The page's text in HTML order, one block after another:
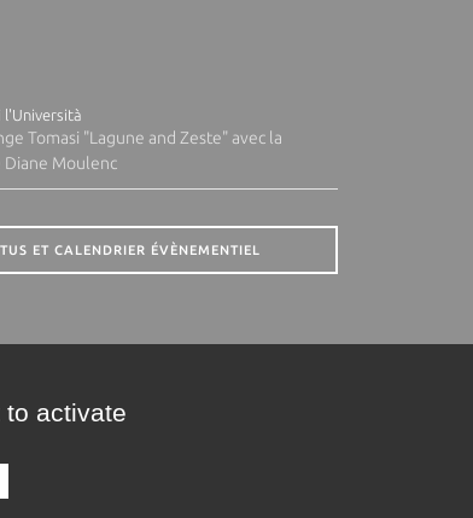
l'Università
Tomasi "Lagune and Zeste" avec la
Moulenc
ET CALENDRIER ÉVÈNEMENTIEL
activate